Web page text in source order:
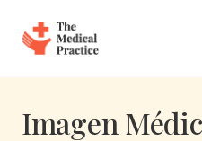
Imagen